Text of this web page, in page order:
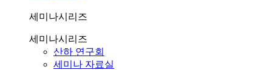
세미나시리즈
세미나시리즈
산하 연구회
세미나 자료실